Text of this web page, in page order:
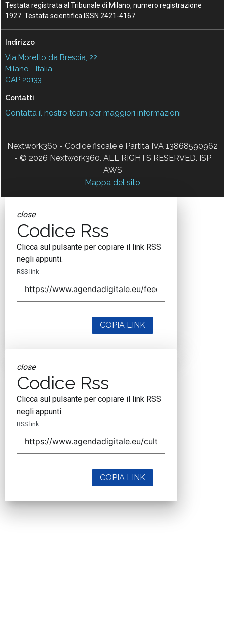
Testata registrata al Tribunale di Milano, numero registrazione
1927. Testata scientifica ISSN 2421-4167
Indirizzo
Via Moretto da Brescia, 22
Milano - Italia
CAP 20133
Contatti
Contatta il nostro team per maggiori informazioni
Nextwork360 - Codice fiscale e Partita IVA 13868590962
- © 2026 Nextwork360. ALL RIGHTS RESERVED. ISP
AWS
Mappa del sito
close
Codice Rss
Clicca sul pulsante per copiare il link RSS
negli appunti.
RSS link
COPIA LINK
close
Codice Rss
Clicca sul pulsante per copiare il link RSS
negli appunti.
RSS link
COPIA LINK